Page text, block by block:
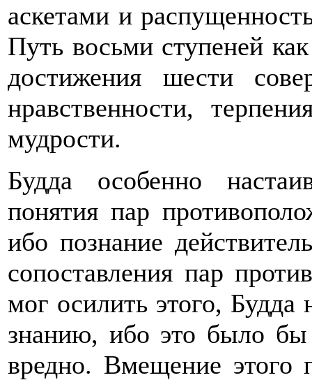
аскетами и
Путь восьми ступеней
достижения шести
нравственности,
мудрости.
Будда особенно
понятия пар
ибо познание
сопоставления пар
мог осилить этого,
знанию, ибо это было бы
вредно. Вмещение этого